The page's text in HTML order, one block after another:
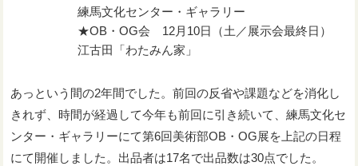
練馬文化センター・ギャラリー
★OB・OG会 12月10日（土／展示会最終日）
江古田「わたみん家」
あっという間の2年間でした。前回の反省や課題などを消化し
きれず、時間が経過して今年も前回に引き続いて、練馬文化セ
ンター・ギャラリーにて第6回美術部OB・OG展を上記の日程
にて開催しました。出品者は17名で出品数は30点でした。